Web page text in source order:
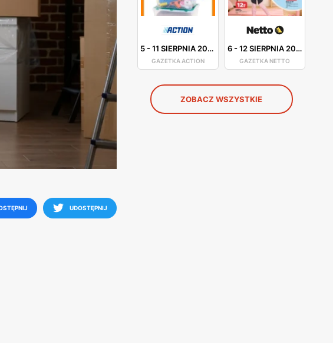
UDOSTĘPNIJ
5-11 SIERPNIA 2026
GAZETKA ACTION
6-12 SIERPNIA 2026
GAZETKA NETTO
ZOBACZ WSZYSTKIE